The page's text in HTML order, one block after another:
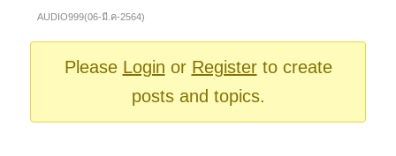
breadcrumbs
AUDIO999(06-มี.ค-2564)
Please Login or Registerto create
posts and topics.